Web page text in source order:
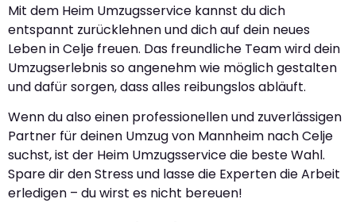
Mit dem Heim Umzugsservice kannst du dich
entspannt zurücklehnen und dich auf dein neues
Leben in Celje freuen. Das freundliche Team wird dein
Umzugserlebnis so angenehm wie möglich gestalten
und dafür sorgen, dass alles reibungslos abläuft.
Wenn du also einen professionellen und zuverlässigen
Partner für deinen Umzug von Mannheim nach Celje
suchst, ist der Heim Umzugsservice die beste Wahl.
Spare dir den Stress und lasse die Experten die Arbeit
erledigen – du wirst es nicht bereuen!